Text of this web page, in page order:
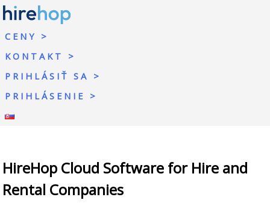
CENY
KONTAKT
PRIHLÁSIŤ SA
PRIHLÁSENIE
HireHop Cloud Software for Hire and
Rental Companies